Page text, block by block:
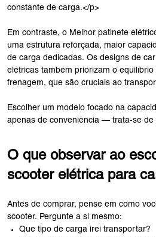
constante de carga.</p>
Em contraste, o Melhor patinete
uma estrutura reforçada, maior
de carga dedicadas. Os designs de
elétricas também priorizam o
frenagem, que são cruciais ao
Escolher um modelo focado na
apenas de conveniência — trata-se de
O que observar ao
scooter elétrica para
Antes de comprar, pense em como
scooter. Pergunte a si mesmo:
Que tipo de carga irei transportar?